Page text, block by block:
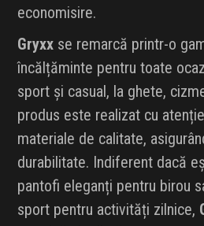
economisire.
Gryxx se remarcă printr-o
încălțăminte pentru toate
sport și casual, la ghete,
produs este realizat cu
materiale de calitate,
durabilitate. Indiferent dacă
pantofi eleganți pentru birou
sport pentru activități zilnice,